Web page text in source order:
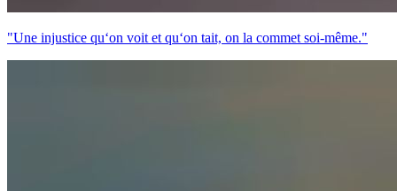
"Une injustice qu‘on voit et qu‘on tait, on la commet soi-même."